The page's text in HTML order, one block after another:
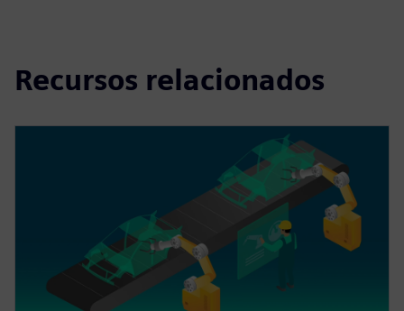
Recursos relacionados